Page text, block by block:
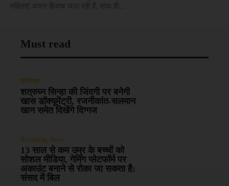
Must read
मनोरंजन
शत्रुघ्न सिन्हा की जिंदगी पर बनेगी
खास डॉक्यूमेंट्री, रजनीकांत-सलमान
खान समेत दिखेंगे दिग्गज
Breaking News
13 साल से कम उम्र के बच्चों को
सोशल मीडिया, गेमिंग प्लेटफॉर्म पर
अकाउंट बनाने से रोका जा सकता है:
संसद में बिल